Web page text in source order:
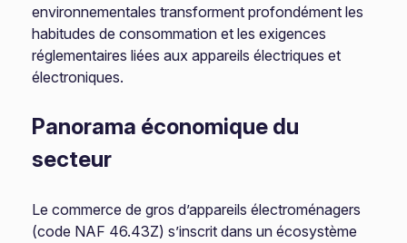
environnementales transforment profondément les
habitudes de consommation et les exigences
réglementaires liées aux appareils électriques et
électroniques.
Panorama économique du
secteur
Le commerce de gros d’appareils électroménagers
(code NAF 46.43Z) s’inscrit dans un écosystème